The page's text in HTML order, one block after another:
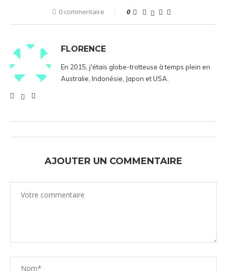
0 commentaire 0
FLORENCE
En 2015, j'étais globe-trotteuse à temps plein en
Australie, Indonésie, Japon et USA.
AJOUTER UN COMMENTAIRE